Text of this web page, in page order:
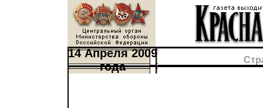
14 Апреля 2009
года